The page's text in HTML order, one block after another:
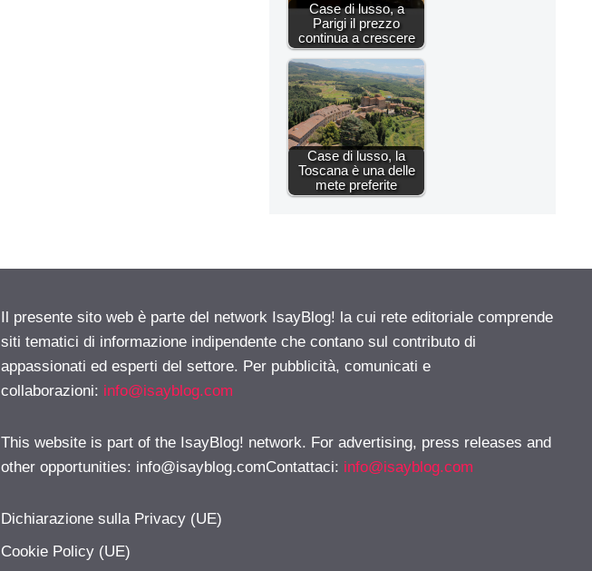
Case di lusso, a
Parigi il prezzo
continua a crescere
Case di lusso, la
Toscana è una delle
mete preferite
Il presente sito web è parte del network IsayBlog! la cui rete editoriale comprende
siti tematici di informazione indipendente che contano sul contributo di
appassionati ed esperti del settore. Per pubblicità, comunicati e
collaborazioni: info@isayblog.com
This website is part of the IsayBlog! network. For advertising, press releases and
other opportunities: info@isayblog.comContattaci: info@isayblog.com
Dichiarazione sulla Privacy (UE)
Cookie Policy (UE)